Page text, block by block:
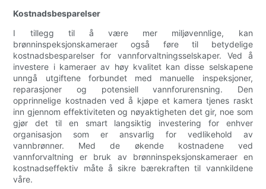
Kostnadsbesparelser
I tillegg til å være mer miljøvennlige, kan
brønninspeksjonskameraer også føre til betydelige
kostnadsbesparelser for vannforvaltningsselskaper. Ved å
investere i kameraer av høy kvalitet kan disse selskapene
unngå utgiftene forbundet med manuelle inspeksjoner,
reparasjoner og potensiell vannforurensning. Den
opprinnelige kostnaden ved å kjøpe et kamera tjenes raskt
inn gjennom effektiviteten og nøyaktigheten det gir, noe som
gjør det til en smart langsiktig investering for enhver
organisasjon som er ansvarlig for vedlikehold av
vannbrønner. Med de økende kostnadene ved
vannforvaltning er bruk av brønninspeksjonskameraer en
kostnadseffektiv måte å sikre bærekraften til vannkildene
våre.